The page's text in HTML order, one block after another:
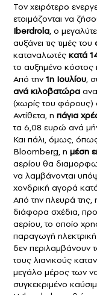
Τον χειρότερο
ετοιμάζονται να
Iberdrola, ο
αυξάνει τις τιμές του
καταναλωτές κατά
το αυξημένο κόστος
Από την1η Ιουλίου,
ανά κιλοβατώρα
(χωρίς του φόρους)
Αντίθετα, η πάγια
τα 6,08 ευρώ ανά
Και πάλι, όμως,
Bloomberg, η μέση
αερίου θα
να λαμβάνονται
χονδρική αγορά
Από την πλευρά της,
διάφορα σχέδια,
αερίου, το οποίο
παραγωγή
δεν περιλαμβάνουν
τους λιανικούς
μεγάλο μέρος των
συγκεκριμένο